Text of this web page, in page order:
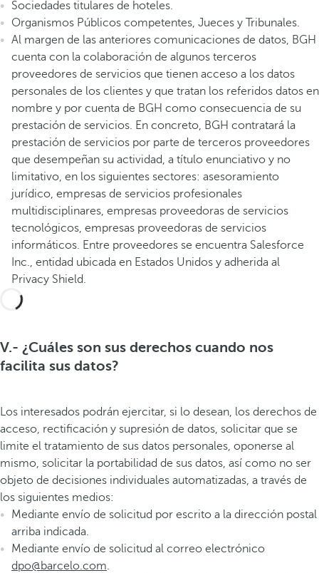
Sociedades titulares de hoteles.
Organismos Públicos competentes, Jueces y Tribunales.
Al margen de las anteriores comunicaciones de datos, BGH
cuenta con la colaboración de algunos terceros
proveedores de servicios que tienen acceso a los datos
personales de los clientes y que tratan los referidos datos en
nombre y por cuenta de BGH como consecuencia de su
prestación de servicios. En concreto, BGH contratará la
prestación de servicios por parte de terceros proveedores
que desempeñan su actividad, a título enunciativo y no
limitativo, en los siguientes sectores: asesoramiento
jurídico, empresas de servicios profesionales
multidisciplinares, empresas proveedoras de servicios
tecnológicos, empresas proveedoras de servicios
informáticos. Entre proveedores se encuentra Salesforce
Inc., entidad ubicada en Estados Unidos y adherida al
Privacy Shield.
V.- ¿Cuáles son sus derechos cuando nos
facilita sus datos?
Los interesados podrán ejercitar, si lo desean, los derechos de
acceso, rectificación y supresión de datos, solicitar que se
limite el tratamiento de sus datos personales, oponerse al
mismo, solicitar la portabilidad de sus datos, así como no ser
objeto de decisiones individuales automatizadas, a través de
los siguientes medios:
Mediante envío de solicitud por escrito a la dirección postal
arriba indicada.
Mediante envío de solicitud al correo electrónico
dpo@barcelo.com.